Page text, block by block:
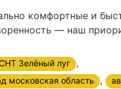
комфортные и
— наш
Зелёный луг ,
московская область ,